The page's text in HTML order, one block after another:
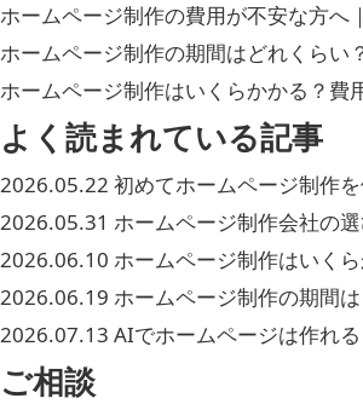
ホームページ制作の費用が不安な方へ
ホームページ制作の期間はどれくらい
ホームページ制作はいくらかかる？費
よく読まれている記事
2026.05.22 初めてホームページ制作
2026.05.31 ホームページ制作会社の
2026.06.10 ホームページ制作はいく
2026.06.19 ホームページ制作の期間
2026.07.13 AIでホームページは作れ
ご相談